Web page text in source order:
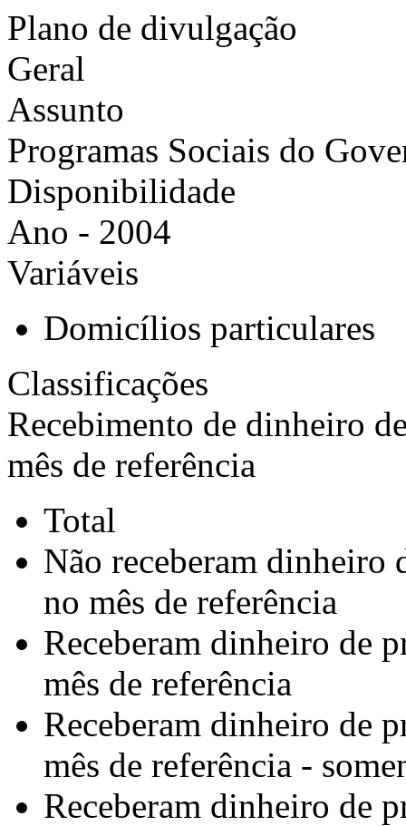
Plano de divulgação
Geral
Assunto
Programas Sociais do
Disponibilidade
Ano - 2004
Variáveis
Domicílios particulares
Classificações
Recebimento de dinheiro
mês de referência
Total
Não receberam dinheiro
no mês de referência
Receberam dinheiro de
mês de referência
Receberam dinheiro de
mês de referência -
Receberam dinheiro de